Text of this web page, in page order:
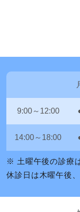
9:00～12:00
14:00～18:00
※ 土曜午後の診療
休診日は木曜午後